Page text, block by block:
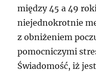
między 45 a 49
niejednokrotnie
z obniżeniem
pomocniczymi
Świadomość, iż